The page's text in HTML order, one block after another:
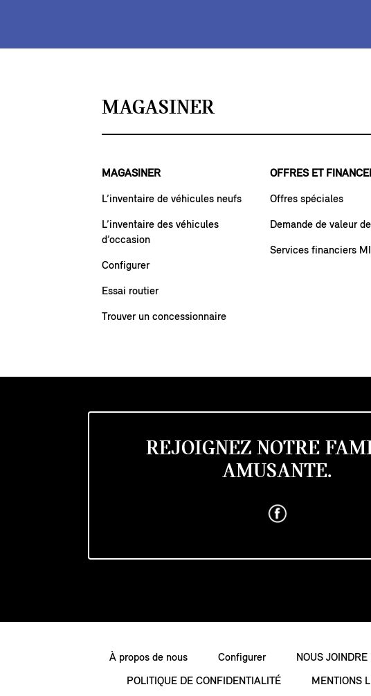
MAGASINER
MAGASINER
L’inventaire de véhicules neufs
L’inventaire des véhicules
d’occasion
Configurer
Essai routier
Trouver un concessionnaire
OFFRES ET
Offres spéciales
Demande de valeur
Services financiers
REJOIGNEZ NOTRE
AMUSANTE.
À propos de nous Configurer NOUS JOINDRE
POLITIQUE DE CONFIDENTIALITÉ MENTIONS